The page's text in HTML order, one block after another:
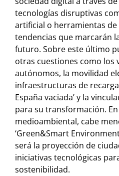
tecnologías disruptivas
artificial o herramientas de
tendencias que marcarán
futuro. Sobre este último
otras cuestiones como los
autónomos, la movilidad
infraestructuras de
España vaciada’ y la
para su transformación.
medioambiental, cabe
‘Green&Smart
será la proyección de
iniciativas tecnológicas
sostenibilidad.